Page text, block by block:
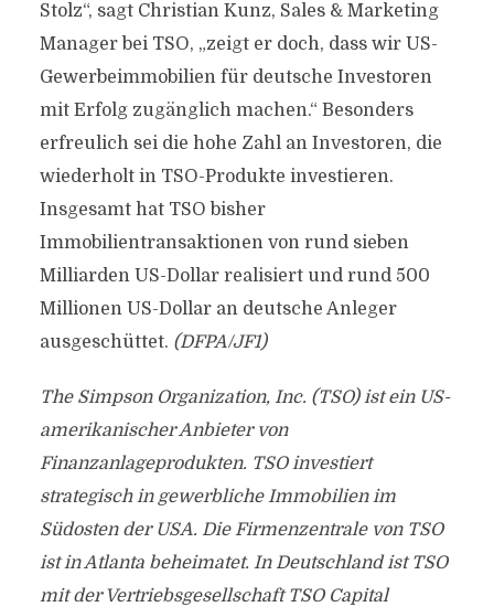
Stolz“, sagt Christian Kunz, Sales & Marketing
Manager bei TSO, „zeigt er doch, dass wir US-
Gewerbeimmobilien für deutsche Investoren
mit Erfolg zugänglich machen.“ Besonders
erfreulich sei die hohe Zahl an Investoren, die
wiederholt in TSO-Produkte investieren.
Insgesamt hat TSO bisher
Immobilientransaktionen von rund sieben
Milliarden US-Dollar realisiert und rund 500
Millionen US-Dollar an deutsche Anleger
ausgeschüttet. (DFPA/JF1)
The Simpson Organization, Inc. (TSO) ist ein US-
amerikanischer Anbieter von
Finanzanlageprodukten. TSO investiert
strategisch in gewerbliche Immobilien im
Südosten der USA. Die Firmenzentrale von TSO
ist in Atlanta beheimatet. In Deutschland ist TSO
mit der Vertriebsgesellschaft TSO Capital